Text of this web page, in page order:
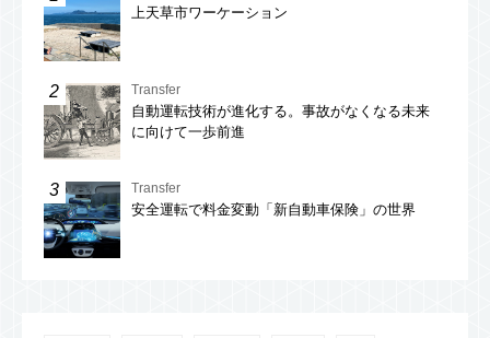
上天草市ワーケーション
Transfer
自動運転技術が進化する。事故がなくなる未来
に向けて一歩前進
Transfer
安全運転で料金変動「新自動車保険」の世界